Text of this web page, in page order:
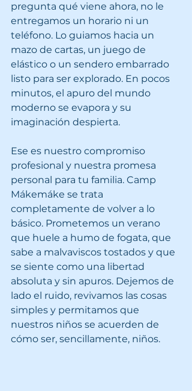
pregunta qué viene ahora, no le
entregamos un horario ni un
teléfono. Lo guiamos hacia un
mazo de cartas, un juego de
elástico o un sendero embarrado
listo para ser explorado. En pocos
minutos, el apuro del mundo
moderno se evapora y su
imaginación despierta.
Ese es nuestro compromiso
profesional y nuestra promesa
personal para tu familia. Camp
Mákemáke se trata
completamente de volver a lo
básico. Prometemos un verano
que huele a humo de fogata, que
sabe a malvaviscos tostados y que
se siente como una libertad
absoluta y sin apuros. Dejemos de
lado el ruido, revivamos las cosas
simples y permitamos que
nuestros niños se acuerden de
cómo ser, sencillamente, niños.